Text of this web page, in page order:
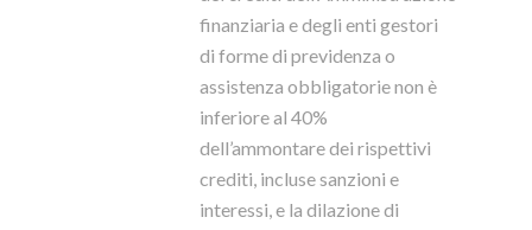
finanziaria e degli enti gestori
di forme di previdenza o
assistenza obbligatorie non è
inferiore al 40%
dell’ammontare dei rispettivi
crediti, incluse sanzioni e
interessi, e la dilazione di